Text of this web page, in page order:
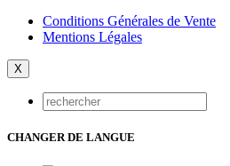
Conditions Générales de Vente
Mentions Légales
X
CHANGER DE LANGUE